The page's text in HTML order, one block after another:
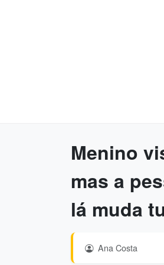
Menino
mas a
lá muda
Ana Costa